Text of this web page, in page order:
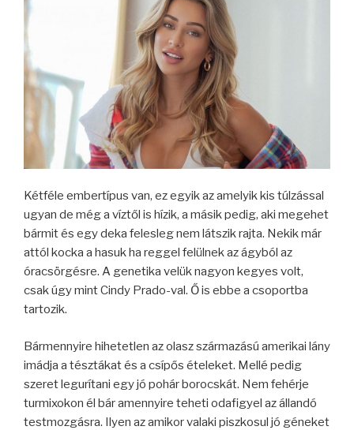
Kétféle embertípus van, ez egyik az amelyik kis túlzással
ugyan de még a víztől is hízik, a másik pedig, aki megehet
bármit és egy deka felesleg nem látszik rajta. Nekik már
attól kocka a hasuk ha reggel felülnek az ágyból az
óracsörgésre. A genetika velük nagyon kegyes volt,
csak úgy mint Cindy Prado-val. Ő is ebbe a csoportba
tartozik.
Bármennyire hihetetlen az olasz származású amerikai lány
imádja a tésztákat és a csípős ételeket. Mellé pedig
szeret legurítani egy jó pohár borocskát. Nem fehérje
turmixokon él bár amennyire teheti odafigyel az állandó
testmozgásra. Ilyen az amikor valaki piszkosul jó géneket